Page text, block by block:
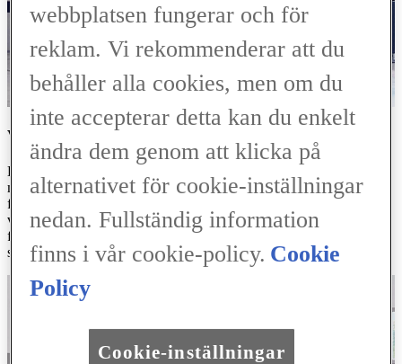
VARFÖR SKA JAG BYTA OLJA?
Ett oljebyte innefattar att man avlägsnar all gammal olja från bilens
motor och ersätter den med ny. Processen är avgörande för att
förbättra livslängden på motorns delar genom att förhindra den
värme som uppkommer genom friktion och korrision. Samtidigt
försäkras man om att oljefiltret fortsättningsvis kan förhindra att
större eller skadliga partiklar kan passera in i motorn.
webbplatsen fungerar och för
reklam. Vi rekommenderar att du
behåller alla cookies, men om du
inte accepterar detta kan du enkelt
ändra dem genom att klicka på
alternativet för cookie-inställningar
nedan. Fullständig information
finns i vår cookie-policy. Cookie
Policy
Cookie-inställningar